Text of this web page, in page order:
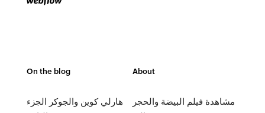
On the blog
هارلي كوين والجوكر الجزء
About
مشاهدة فيلم البيضة والحجر